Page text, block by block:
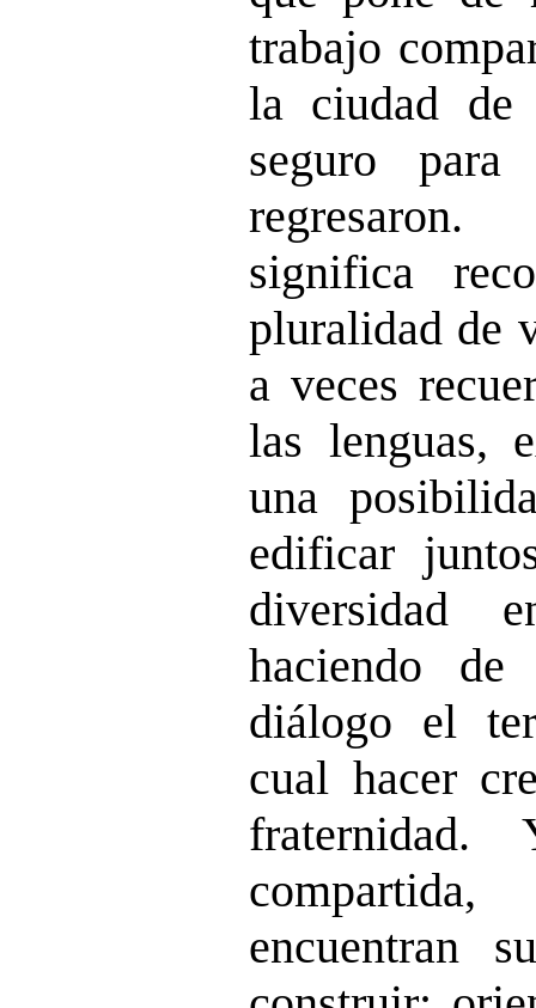
trabajo
la ciudad de
seguro
significa
pluralidad de
a veces
las lenguas,
una
edificar
diversidad
haciendo
diálogo el
cual hacer
encuentran